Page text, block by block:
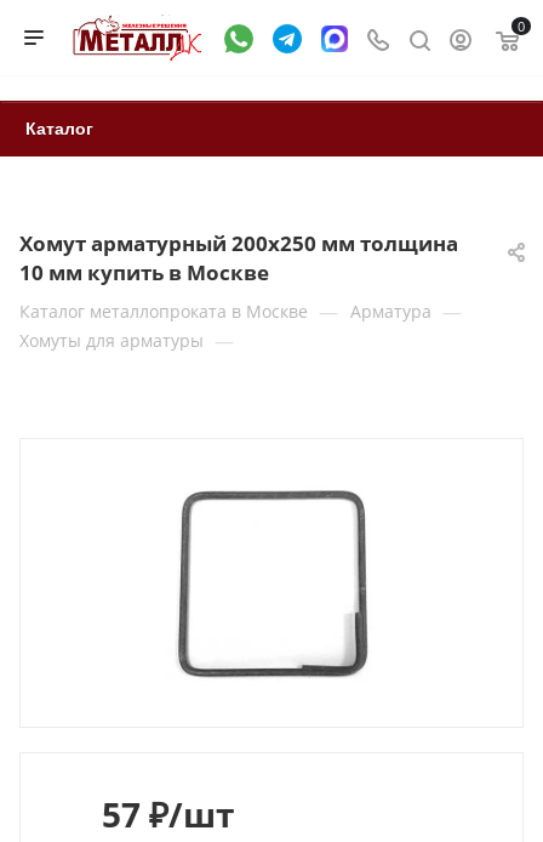
0
Каталог
Хомут арматурный 200х250 мм толщина
10 мм купить в Москве
Каталог металлопроката в Москве — Арматура —
Хомуты для арматуры —
57 ₽/шт